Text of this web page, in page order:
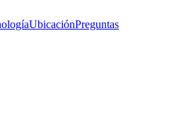
UbicaciónPreguntas